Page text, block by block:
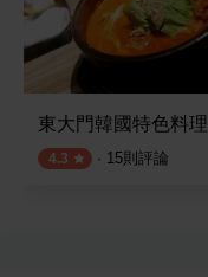
東大門韓國特色料理
4.3 · 15則評論